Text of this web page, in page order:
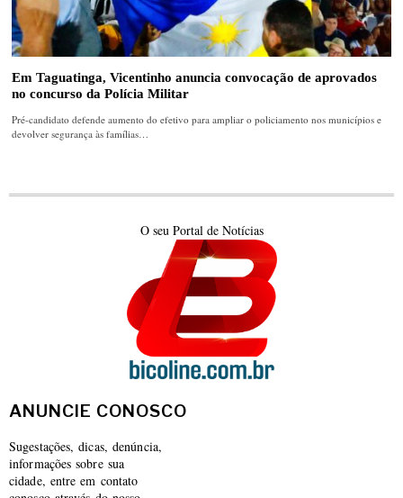
Em Taguatinga, Vicentinho anuncia convocação de aprovados
no concurso da Polícia Militar
Pré-candidato defende aumento do efetivo para ampliar o policiamento nos municípios e
devolver segurança às famílias…
O seu Portal de Notícias
ANUNCIE CONOSCO
Sugestações, dicas, denúncia,
informações sobre sua
cidade, entre em contato